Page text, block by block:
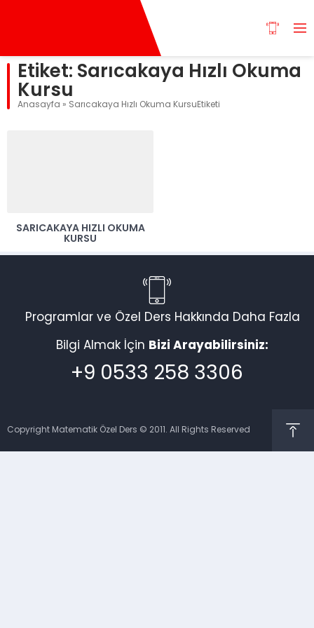
Etiket: Sarıcakaya Hızlı Okuma
Kursu
Anasayfa » Sarıcakaya Hızlı Okuma KursuEtiketi
SARICAKAYA HIZLI OKUMA
KURSU
Programlar ve Özel Ders Hakkında Daha Fazla
Bilgi Almak İçin Bizi Arayabilirsiniz:
+9 0533 258 3306
Copyright Matematik Özel Ders © 2011. All Rights Reserved